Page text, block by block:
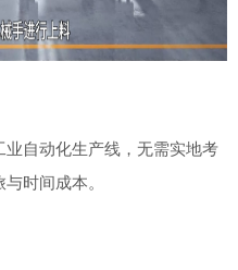
业自动化生产线，无需实地考
与时间成本。